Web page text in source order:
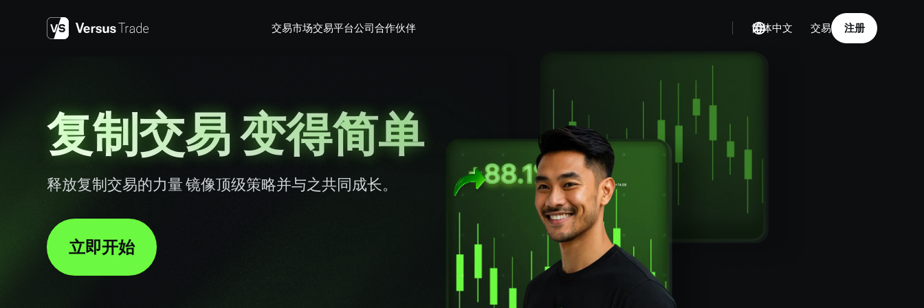
交易市场交易平台公司合作伙伴 简体中文 交易 注册
复制交易 变得简单
释放复制交易的力量 镜像顶级策略并与之共同成长。
立即开始